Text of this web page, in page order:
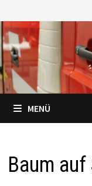
Inhalt
springen
MENÜ
Baum